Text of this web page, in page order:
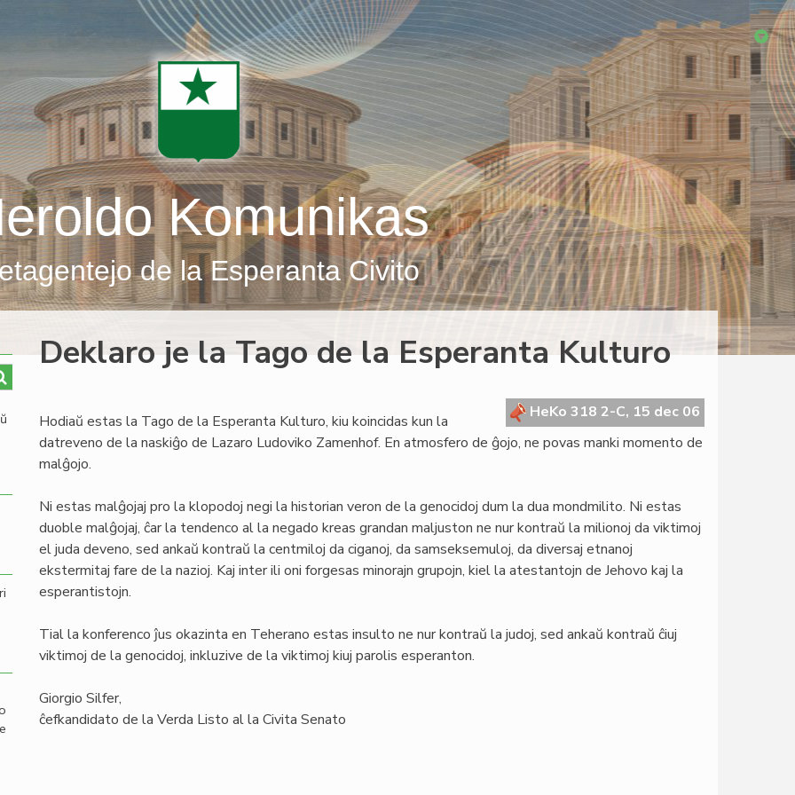
Komunikas
de la Esperanta Civito
Deklaro je la Tago de la Esperanta Kulturo
HeKo 318 2-C, 15 dec 06
Hodiaŭ estas la Tago de la Esperanta Kulturo, kiu koincidas kun la
datreveno de la naskiĝo de Lazaro Ludoviko Zamenhof. En atmosfero de ĝojo, ne povas manki momento de
malĝojo.
Ni estas malĝojaj pro la klopodoj negi la historian veron de la genocidoj dum la dua mondmilito. Ni estas
duoble malĝojaj, ĉar la tendenco al la negado kreas grandan maljuston ne nur kontraŭ la milionoj da viktimoj
el juda deveno, sed ankaŭ kontraŭ la centmiloj da ciganoj, da samseksemuloj, da diversaj etnanoj
ekstermitaj fare de la nazioj. Kaj inter ili oni forgesas minorajn grupojn, kiel la atestantojn de Jehovo kaj la
esperantistojn.
Tial la konferenco ĵus okazinta en Teherano estas insulto ne nur kontraŭ la judoj, sed ankaŭ kontraŭ ĉiuj
viktimoj de la genocidoj, inkluzive de la viktimoj kiuj parolis esperanton.
Giorgio Silfer,
ĉefkandidato de la Verda Listo al la Civita Senato